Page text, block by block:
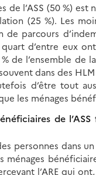
de l’ASS (50 %)
(25 %). Les
parcours
d’entre eux
de l’ensemble
dans des
d’être tout
les ménages
de
personnes dans
l’ARE qui